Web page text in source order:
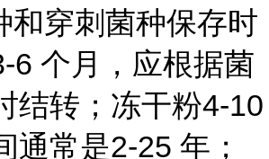
和穿刺菌种保存时
6 个月，应根据菌
结转；冻干粉4-10
通常是2-25 年；